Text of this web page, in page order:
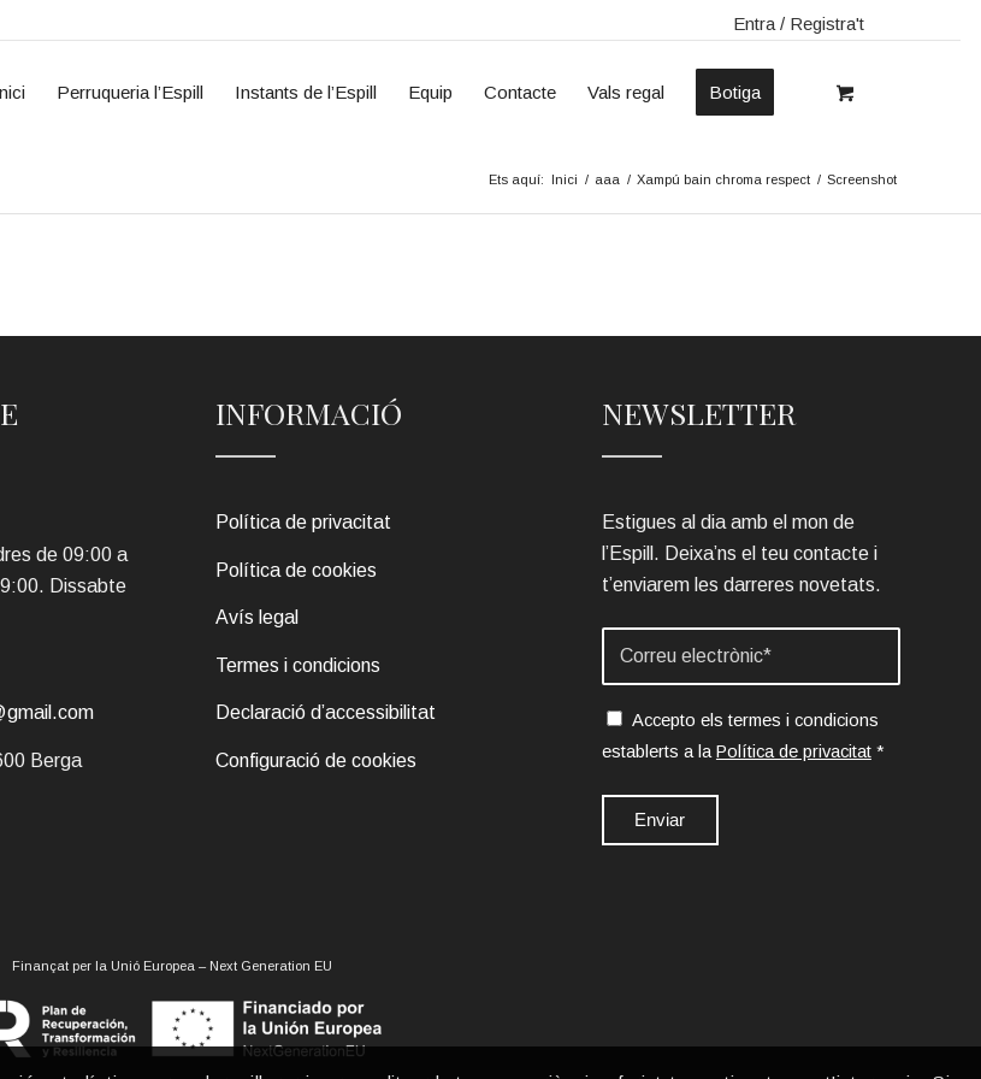
Entra / Registra't
Perruqueria l’Espill Instants de l’Espill Equip Contacte Vals regal Botiga
Ets aquí: Inici / aaa / Xampú bain chroma respect / Screenshot
de 09:00 a
Dissabte
Berga
INFORMACIÓ
Política de privacitat
Política de cookies
Avís legal
Termes i condicions
Declaració d’accessibilitat
Configuració de cookies
NEWSLETTER
Estigues al dia amb el mon de
l’Espill. Deixa’ns el teu contacte i
t’enviarem les darreres novetats.
Accepto els termes i condicions
establerts a la Política de privacitat *
Finançat per la Unió Europea – Next Generation EU